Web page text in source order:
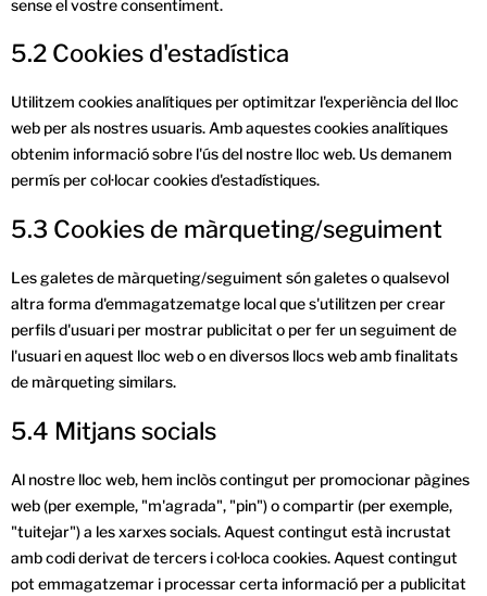
sense el vostre consentiment.
5.2 Cookies d'estadística
Utilitzem cookies analítiques per optimitzar l'experiència del lloc
web per als nostres usuaris. Amb aquestes cookies analítiques
obtenim informació sobre l'ús del nostre lloc web. Us demanem
permís per col·locar cookies d'estadístiques.
5.3 Cookies de màrqueting/seguiment
Les galetes de màrqueting/seguiment són galetes o qualsevol
altra forma d'emmagatzematge local que s'utilitzen per crear
perfils d'usuari per mostrar publicitat o per fer un seguiment de
l'usuari en aquest lloc web o en diversos llocs web amb finalitats
de màrqueting similars.
5.4 Mitjans socials
Al nostre lloc web, hem inclòs contingut per promocionar pàgines
web (per exemple, "m'agrada", "pin") o compartir (per exemple,
"tuitejar") a les xarxes socials. Aquest contingut està incrustat
amb codi derivat de tercers i col·loca cookies. Aquest contingut
pot emmagatzemar i processar certa informació per a publicitat